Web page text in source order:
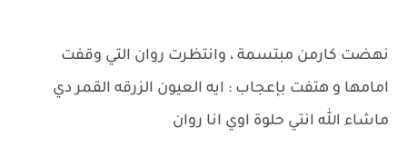
نهضت كارمن مبتسمة ، وانتظرت روان التي وقفت
امامها و هتفت بإعجاب : ايه العيون الزرقه القمر دي
ماشاء الله انتي حلوة اوي انا روان